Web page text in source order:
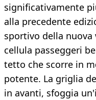
significativamente
alla precedente
sportivo della
cellula passeggeri
tetto che scorre in
potente. La griglia
in avanti, sfoggia